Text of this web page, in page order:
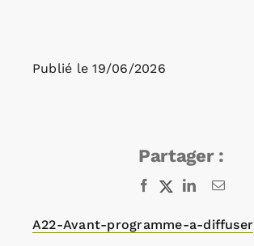
Publié le 19/06/2026
Partager :
Facebook
X LinkedInEmail
A22-Avant-programme-a-diffuser